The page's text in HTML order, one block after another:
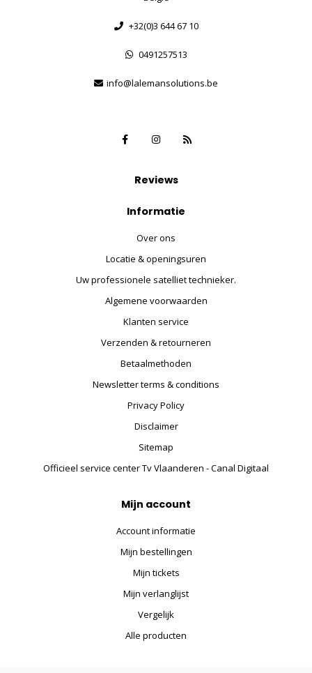
+32(0)3 644 67 10
0491257513
info@lalemansolutions.be
Reviews
Informatie
Over ons
Locatie & openingsuren
Uw professionele satelliet technieker.
Algemene voorwaarden
Klanten service
Verzenden & retourneren
Betaalmethoden
Newsletter terms & conditions
Privacy Policy
Disclaimer
Sitemap
Officieel service center Tv Vlaanderen - Canal Digitaal
Mijn account
Account informatie
Mijn bestellingen
Mijn tickets
Mijn verlanglijst
Vergelijk
Alle producten